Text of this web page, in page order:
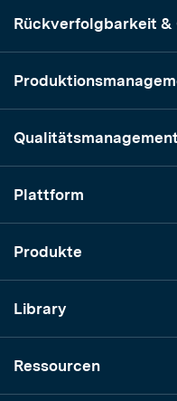
Rückverfolgbarkeit &
Qualitätsmanagement
Plattform
Produkte
Library
Ressourcen